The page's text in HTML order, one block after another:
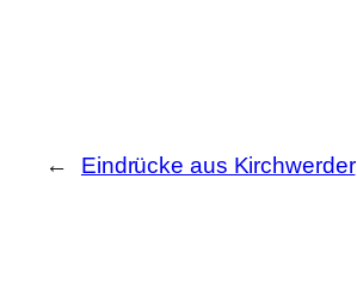
← Eindrücke aus Kirchwerder